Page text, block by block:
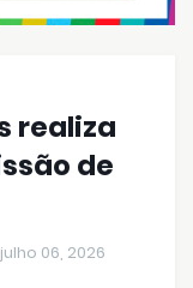
realiza
de
06, 2026